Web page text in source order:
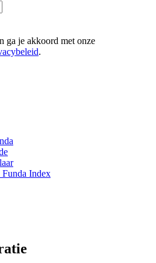
ga je akkoord met onze
.
Index